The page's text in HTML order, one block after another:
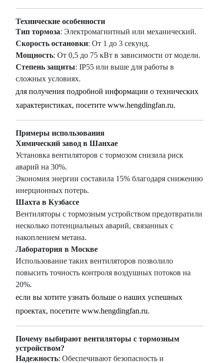
Технические особенности
Тип тормоза: Электромагнитный или механический.
Скорость остановки: От 1 до 3 секунд.
Мощность: От 0,5 до 75 кВт в зависимости от модели.
Степень защиты: IP55 или выше для работы в
сложных условиях.
для получения подробной информации о технических
характеристиках, посетите www.hengdingfan.ru.
Примеры использования
Химический завод в Шанхае
Установка вентиляторов с тормозом снизила риск
аварий на 30%.
Экономия энергии составила 15% благодаря снижению
инерционных потерь.
Шахта в Кузбассе
Вентиляторы с тормозным устройством предотвратили
несколько потенциальных аварий, связанных с
накоплением метана.
Лаборатория в Москве
Использование таких вентиляторов позволило
повысить точность контроля воздушных потоков на
20%.
если вы хотите узнать больше о наших успешных
проектах, посетите www.hengdingfan.ru.
Почему выбирают вентиляторы с тормозным
устройством?
Надежность: Обеспечивают безопасность и